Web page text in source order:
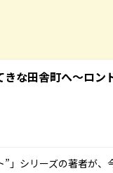
な田舎町へ～ロン
」シリーズの著者が、